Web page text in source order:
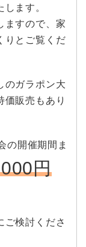
ます。
ますので、家
りとご覧くだ
のガラポン大
価販売もあり
の開催期間ま
円
ご検討くださ